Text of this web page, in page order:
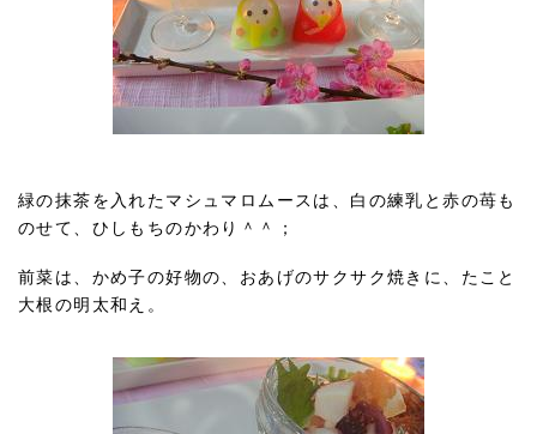
緑の抹茶を入れたマシュマロムースは、白の練乳と赤の苺も
のせて、ひしもちのかわり＾＾；
前菜は、かめ子の好物の、おあげのサクサク焼きに、たこと
大根の明太和え。